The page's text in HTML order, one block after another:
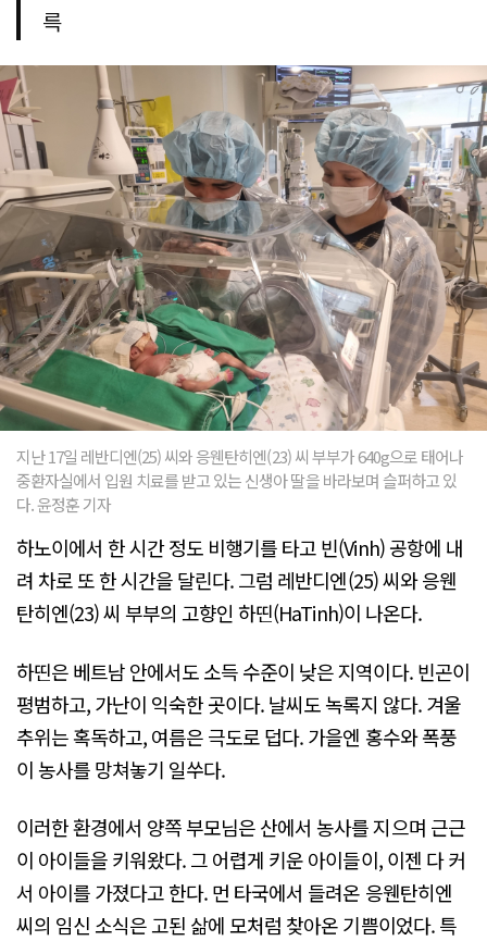
륵
지난 17일 레반디엔(25) 씨와 응웬탄히엔(23) 씨 부부가 640g으로 태어나
중환자실에서 입원 치료를 받고 있는 신생아 딸을 바라보며 슬퍼하고 있
다. 윤정훈 기자
하노이에서 한 시간 정도 비행기를 타고 빈(Vinh) 공항에 내
려 차로 또 한 시간을 달린다. 그럼 레반디엔(25) 씨와 응웬
탄히엔(23) 씨 부부의 고향인 하띤(HaTinh)이 나온다.
하띤은 베트남 안에서도 소득 수준이 낮은 지역이다. 빈곤이
평범하고, 가난이 익숙한 곳이다. 날씨도 녹록지 않다. 겨울
추위는 혹독하고, 여름은 극도로 덥다. 가을엔 홍수와 폭풍
이 농사를 망쳐놓기 일쑤다.
이러한 환경에서 양쪽 부모님은 산에서 농사를 지으며 근근
이 아이들을 키워왔다. 그 어렵게 키운 아이들이, 이젠 다 커
서 아이를 가졌다고 한다. 먼 타국에서 들려온 응웬탄히엔
씨의 임신 소식은 고된 삶에 모처럼 찾아온 기쁨이었다. 특